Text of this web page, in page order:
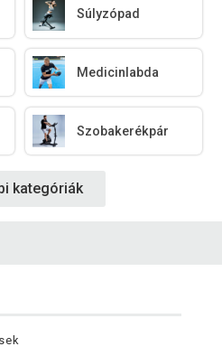
Súlyzópad
Medicinlabda
Szobakerékpár
kategóriák